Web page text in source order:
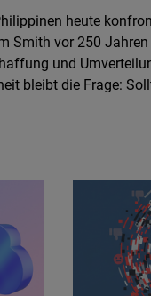
heute
Smith vor 250
und
bleibt die Frage: